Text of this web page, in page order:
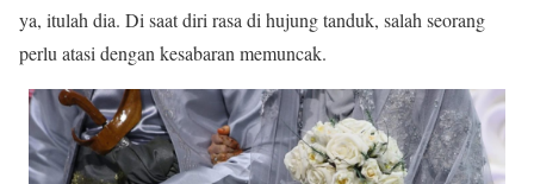
ya, itulah dia. Di saat diri rasa di hujung tanduk, salah seorang
perlu atasi dengan kesabaran memuncak.